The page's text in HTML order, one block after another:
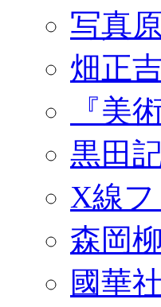
写真
畑正
『美
黒田
X線
森岡
國華